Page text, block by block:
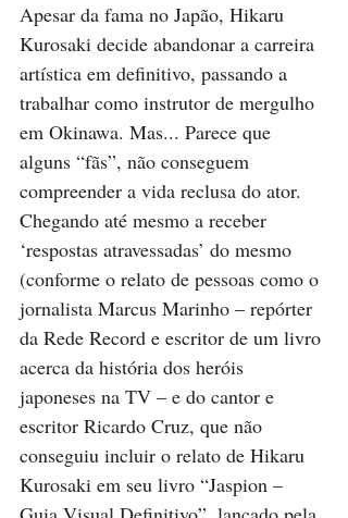
Apesar da fama no Japão, Hikaru
Kurosaki decide abandonar a carreira
artística em definitivo, passando a
trabalhar como instrutor de mergulho
em Okinawa. Mas... Parece que
alguns “fãs”, não conseguem
compreender a vida reclusa do ator.
Chegando até mesmo a receber
‘respostas atravessadas’ do mesmo
(conforme o relato de pessoas como o
jornalista Marcus Marinho – repórter
da Rede Record e escritor de um livro
acerca da história dos heróis
japoneses na TV – e do cantor e
escritor Ricardo Cruz, que não
conseguiu incluir o relato de Hikaru
Kurosaki em seu livro “Jaspion –